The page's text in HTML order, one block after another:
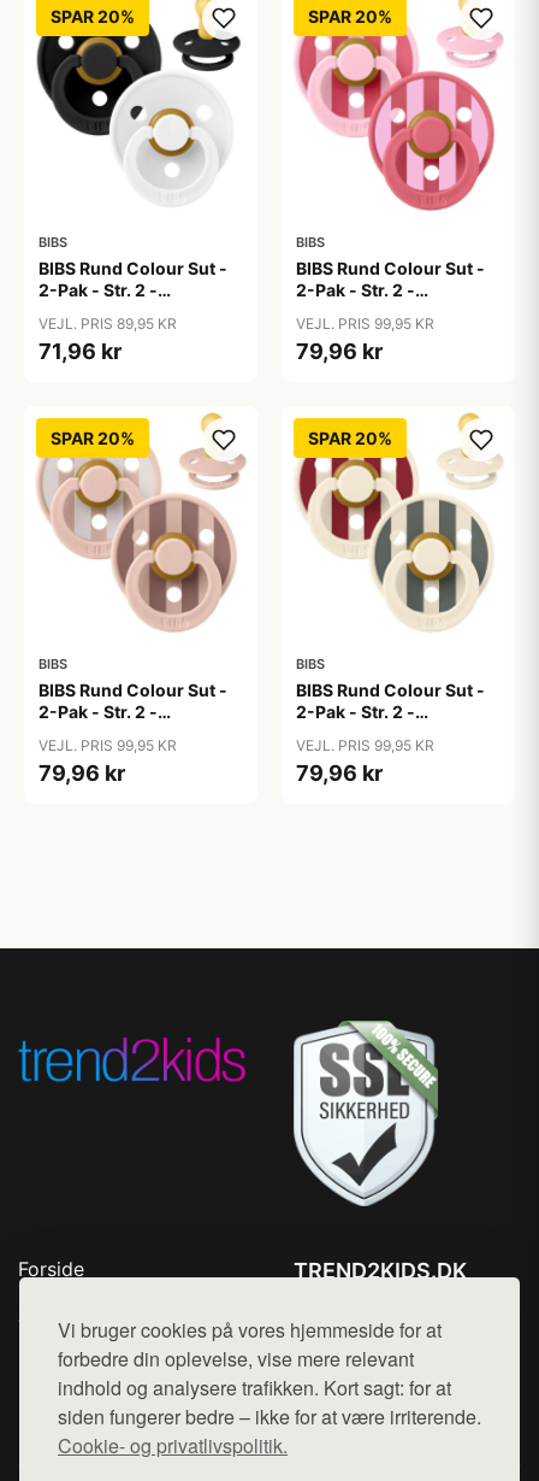
Vi bruger cookies på vores hjemmeside for at
forbedre din oplevelse, vise mere relevant
indhold og analysere trafikken. Kort sagt: for at
siden fungerer bedre – ikke for at være irriterende.
Cookie- og privatlivspolitik.
SPAR 20%
BIBS
BIBS Rund Colour Sut -
2-Pak - Str. 2 -
Black/White
VEJL. PRIS 89,95 KR
71,96 kr
SPAR 20%
BIBS
BIBS Rund Colour Sut -
2-Pak - Str. 2 -
Studio - Baby Pink/Coral
Mix
VEJL. PRIS 99,95 KR
79,96 kr
SPAR 20%
BIBS
BIBS Rund Colour Sut -
2-Pak - Str. 2 -
Studio - Blush Mix
VEJL. PRIS 99,95 KR
79,96 kr
SPAR 20%
BIBS
BIBS Rund Colour Sut -
2-Pak - Str. 2 -
Studio - Ruby/Pine Mix
VEJL. PRIS 99,95 KR
79,96 kr
Forside
Top Rabatter
Blog
Kontakt
TREND2KIDS.DK
Mail: hej@want.dk
Cookie- og privatlivspolitik